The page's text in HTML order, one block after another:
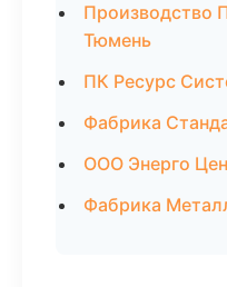
Производство
Тюмень
ПК Ресурс
Фабрика
ООО Энерго
Фабрика